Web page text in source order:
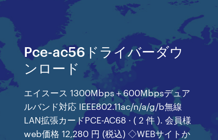
Pce-ac56ドライバーダウ
ンロード
エイスース 1300Mbps＋600Mbpsデュア
ルバンド対応 IEEE802.11ac/n/a/g/b無線
LAN拡張カードPCE-AC68 · ( 2 件 ). 会員様
web価格 12,280 円 (税込) ◇WEBサイトか